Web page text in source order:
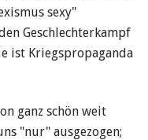
sexy"
Geschlechterkampf
ist Kriegspropaganda
ganz schön weit
"nur" ausgezogen;